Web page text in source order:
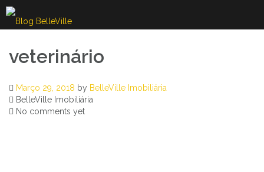
Skip
to
content
veterinário
Março 29, 2018 by BelleVille Imobiliária
BelleVille Imobiliária
No comments yet